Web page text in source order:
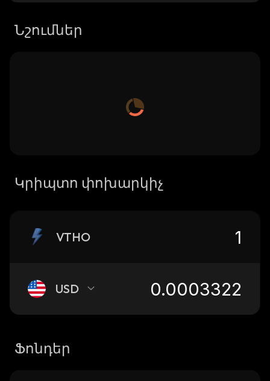
Նշումներ
Կրիպտո փոխարկիչ
VTHO
USD
Ֆոնդեր